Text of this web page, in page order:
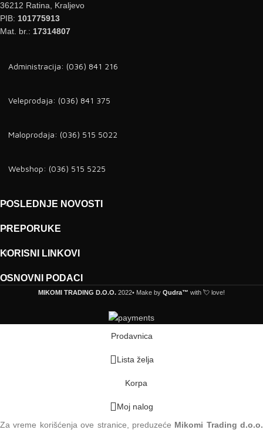
36212 Ratina, Kraljevo
PIB: 101775913
Mat. br.: 17314807
Administracija: (036) 841 216
Veleprodaja: (036) 841 375
Maloprodaja: (036) 515 5022
Webshop: (036) 515 5225
POSLEDNJE NOVOSTI
PREPORUKE
KORISNI LINKOVI
OSNOVNI PODACI
MIKOMI TRADING D.O.O. 2022• Make by Qudra™ with 💘 love!
Prodavnica
Lista želja
Korpa
Moj nalog
Za vreme korišćenja ove stranice, preduzeće Mikomi Trading d.o.o.